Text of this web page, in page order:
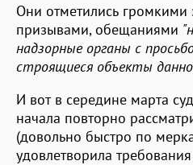
Они отметились громкими
призывами, обещаниями
надзорные органы с
строящиеся объекты
И вот в середине марта
начала повторно
(довольно быстро по
удовлетворила